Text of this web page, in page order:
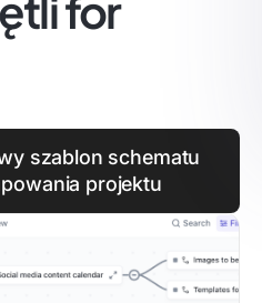
szablon schematu
projektu